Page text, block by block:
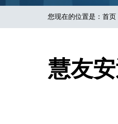
您现在的位置是： 首页
慧友